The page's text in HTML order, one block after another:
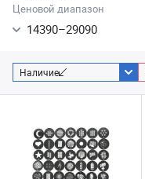
Ценовой диапазон
14390–29090
Наличие